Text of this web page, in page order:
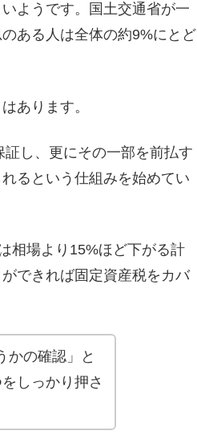
ようです。国土交通省が一
ある人は全体の約9%にとど
あります。
し、更にその一部を前払す
るという仕組みを始めてい
相場より15%ほど下がる計
できれば固定資産税をカバ
かの確認」と
しっかり押さ